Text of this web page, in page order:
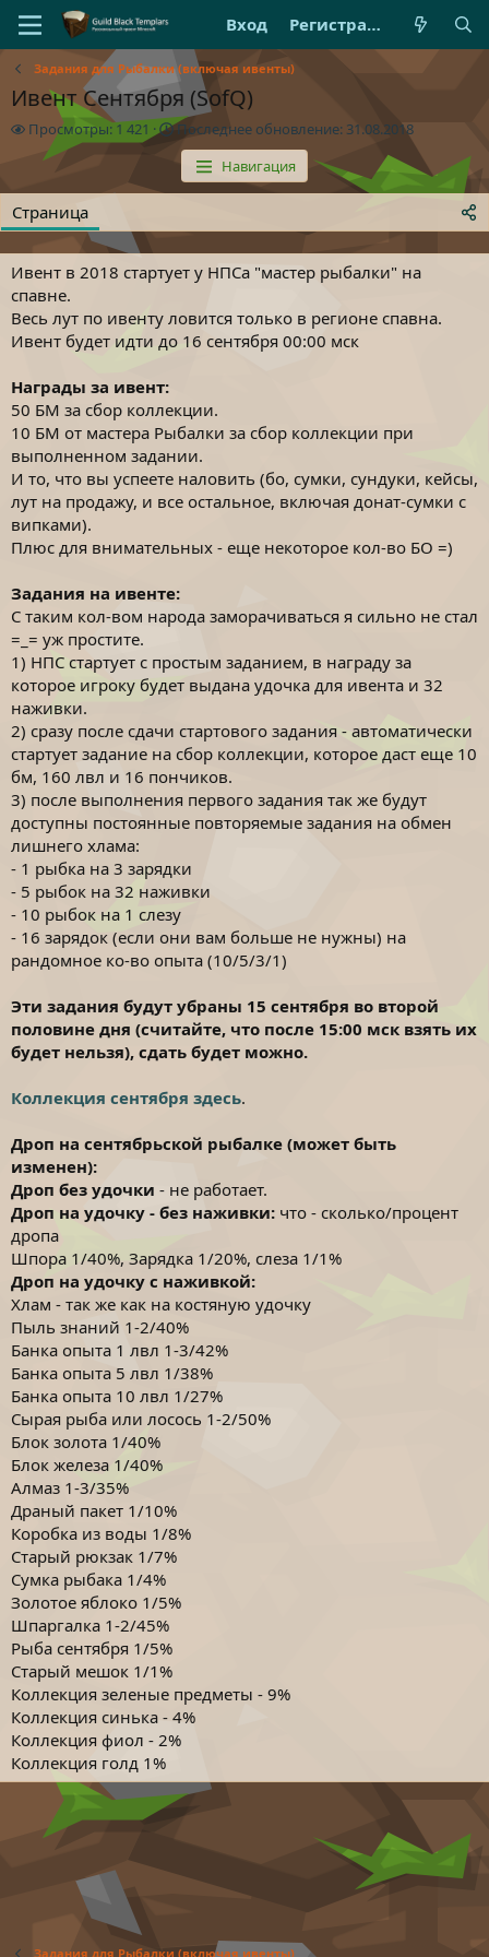
Вход Регистрация
Задания для Рыбалки (включая ивенты)
Ивент Сентября (SofQ)
П
м
о
р
ы
Просмотры: 1 421
П
о
с
л
д
е
е
б
н
л
е
н
и
е
Последнее обновление: 31.08.2018
Навигация
Страница
Ивент в 2018 стартует у НПСа "мастер рыбалки" на
спавне.
Весь лут по ивенту ловится только в регионе спавна.
Ивент будет идти до 16 сентября 00:00 мск
Награды за ивент:
50 БМ за сбор коллекции.
10 БМ от мастера Рыбалки за сбор коллекции при
выполненном задании.
И то, что вы успеете наловить (бо, сумки, сундуки, кейсы,
лут на продажу, и все остальное, включая донат-сумки с
випками).
Плюс для внимательных - еще некоторое кол-во БО =)
Задания на ивенте:
С таким кол-вом народа заморачиваться я сильно не стал
=_= уж простите.
1) НПС стартует с простым заданием, в награду за
которое игроку будет выдана удочка для ивента и 32
наживки.
2) сразу после сдачи стартового задания - автоматически
стартует задание на сбор коллекции, которое даст еще 10
бм, 160 лвл и 16 пончиков.
3) после выполнения первого задания так же будут
доступны постоянные повторяемые задания на обмен
лишнего хлама:
- 1 рыбка на 3 зарядки
- 5 рыбок на 32 наживки
- 10 рыбок на 1 слезу
- 16 зарядок (если они вам больше не нужны) на
рандомное ко-во опыта (10/5/3/1)
Эти задания будут убраны 15 сентября во второй
половине дня (считайте, что после 15:00 мск взять их
будет нельзя), сдать будет можно.
Коллекция сентября здесь.
Дроп на сентябрьской рыбалке (может быть
изменен):
Дроп без удочки - не работает.
Дроп на удочку - без наживки: что - сколько/процент
дропа
Шпора 1/40%, Зарядка 1/20%, слеза 1/1%
Дроп на удочку с наживкой:
Хлам - так же как на костяную удочку
Пыль знаний 1-2/40%
Банка опыта 1 лвл 1-3/42%
Банка опыта 5 лвл 1/38%
Банка опыта 10 лвл 1/27%
Сырая рыба или лосось 1-2/50%
Блок золота 1/40%
Блок железа 1/40%
Алмаз 1-3/35%
Драный пакет 1/10%
Коробка из воды 1/8%
Старый рюкзак 1/7%
Сумка рыбака 1/4%
Золотое яблоко 1/5%
Шпаргалка 1-2/45%
Рыба сентября 1/5%
Старый мешок 1/1%
Коллекция зеленые предметы - 9%
Коллекция синька - 4%
Коллекция фиол - 2%
Коллекция голд 1%
Задания для Рыбалки (включая ивенты)